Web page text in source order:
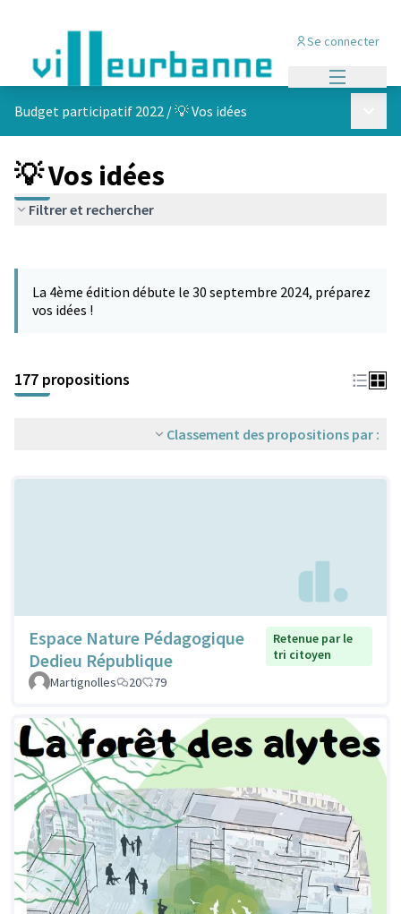
Se connecter
Budget participatif 2022 /💡 Vos idées
💡 Vos idées
Filtrer et rechercher
−
La 4ème édition débute le 30 septembre 2024, préparez
vos idées !
177 propositions
Classement des propositions par :
Espace Nature Pédagogique
Dedieu République
Retenue par le
tri citoyen
Martignolles
20 79